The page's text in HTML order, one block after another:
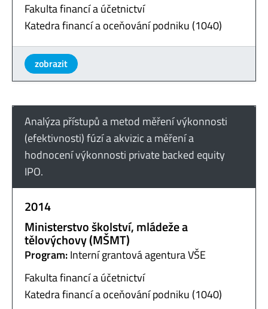
Fakulta financí a účetnictví
Katedra financí a oceňování podniku (1040)
zobrazit
Analýza přístupů a metod měření výkonnosti
(efektivnosti) fúzí a akvizic a měření a
hodnocení výkonnosti private backed equity
IPO.
2014
Ministerstvo školství, mládeže a
tělovýchovy (MŠMT)
Program:Interní grantová agentura VŠE
Fakulta financí a účetnictví
Katedra financí a oceňování podniku (1040)